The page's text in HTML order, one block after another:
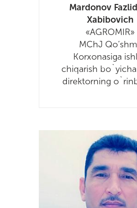
Mardonov
Xabibovich
«AGROMIR»
MChJ
Korxonasiga
chiqarish
direktorning